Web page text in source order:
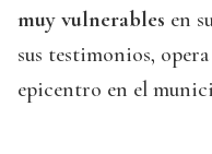
muy vulnerables en
sus testimonios,
epicentro en el